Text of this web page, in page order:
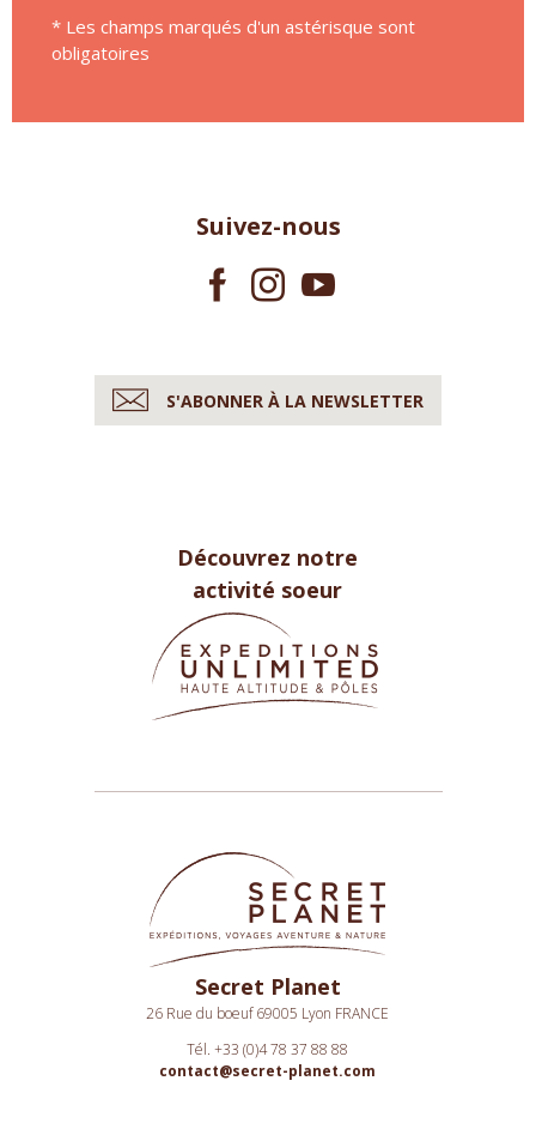
* Les champs marqués d'un astérisque sont
obligatoires
Suivez-nous
S'ABONNER À LA NEWSLETTER
Découvrez notre
activité soeur
Secret Planet
26 Rue du boeuf 69005 Lyon FRANCE
Tél. +33 (0)4 78 37 88 88
contact@secret-planet.com